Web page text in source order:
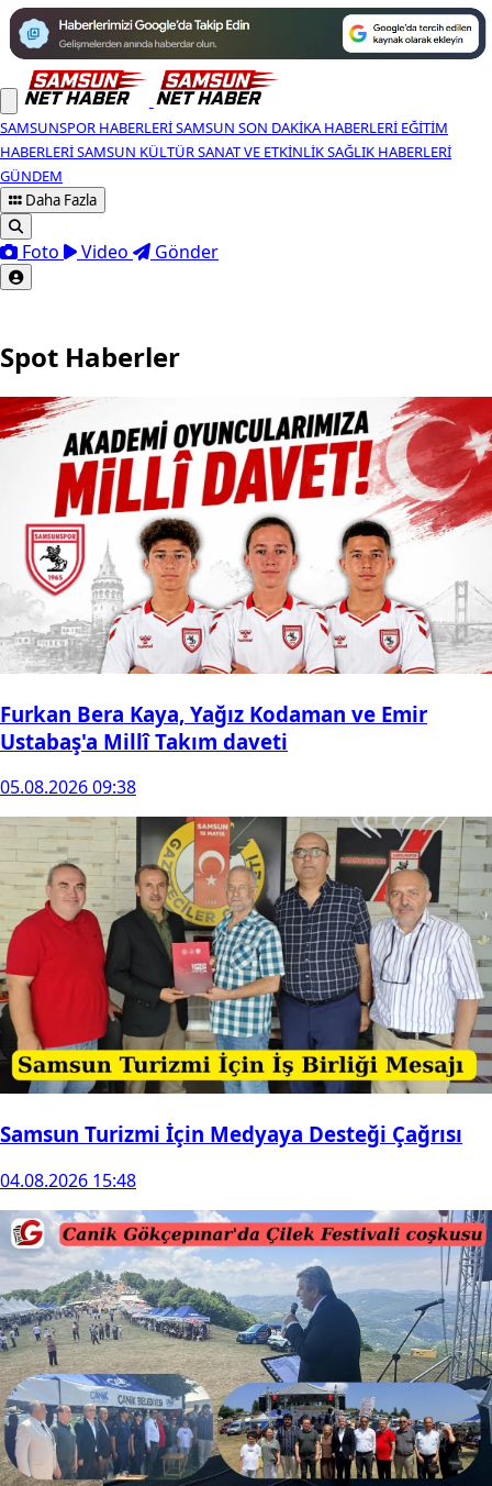
SAMSUNSPOR HABERLERISAMSUN SON DAKIKA HABERLERI EĞITIM
HABERLERISAMSUN KÜLTÜR SANAT VE ETKINLIKSAĞLIK HABERLERI
GÜNDEM
Daha Fazla
Foto Video Gönder
Spot Haberler
Furkan Bera Kaya, Yağız Kodaman ve Emir
Ustabaş'a Millî Takım daveti
05.08.2026 09:38
Samsun Turizmi İçin Medyaya Desteği Çağrısı
04.08.2026 15:48